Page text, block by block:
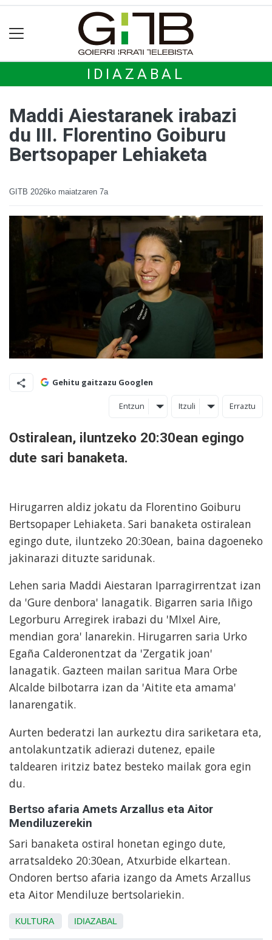
IDIAZABAL
Maddi Aiestaranek irabazi
du III. Florentino Goiburu
Bertsopaper Lehiaketa
GITB 2026ko maiatzaren 7a
Gehitu gaitzazu Googlen
Entzun Itzuli Erraztu
Ostiralean, iluntzeko 20:30ean egingo
dute sari banaketa.
Hirugarren aldiz jokatu da Florentino Goiburu
Bertsopaper Lehiaketa. Sari banaketa ostiralean
egingo dute, iluntzeko 20:30ean, baina dagoeneko
jakinarazi dituzte saridunak.
Lehen saria Maddi Aiestaran Iparragirrentzat izan
da 'Gure denbora' lanagatik. Bigarren saria Iñigo
Legorburu Arregirek irabazi du 'MIxel Aire,
mendian gora' lanarekin. Hirugarren saria Urko
Egaña Calderonentzat da 'Zergatik joan'
lanagatik. Gazteen mailan saritua Mara Orbe
Alcalde bilbotarra izan da 'Aitite eta amama'
lanarengatik.
Aurten bederatzi lan aurkeztu dira sariketara eta,
antolakuntzatik adierazi dutenez, epaile
taldearen iritziz batez besteko mailak gora egin
du.
Bertso afaria Amets Arzallus eta Aitor
Mendiluzerekin
Sari banaketa ostiral honetan egingo dute,
arratsaldeko 20:30ean, Atxurbide elkartean.
Ondoren bertso afaria izango da Amets Arzallus
eta Aitor Mendiluze bertsolariekin.
KULTURA IDIAZABAL